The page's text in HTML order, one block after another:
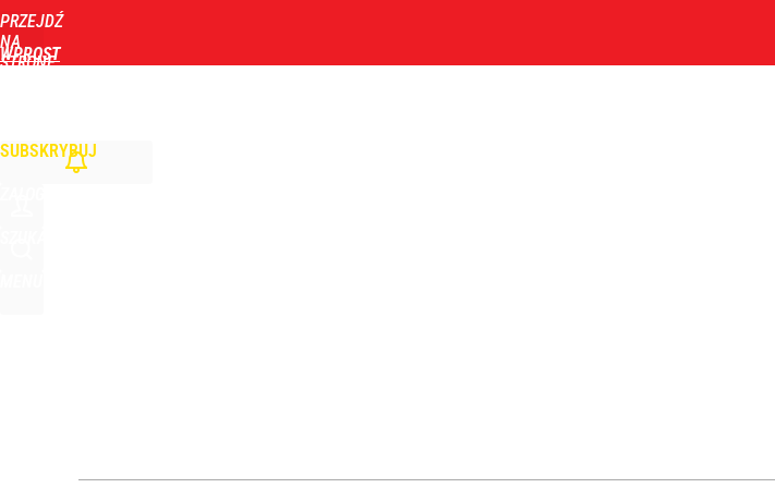
PRZEJDŹ
NA
STRONĘ
WPROST
SUBSKRYBUJ
1